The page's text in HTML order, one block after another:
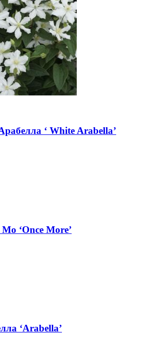
‘ White Arabella’
‘Once More’
‘Arabella’